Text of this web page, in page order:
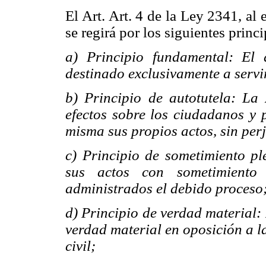
El Art. Art. 4 de la Ley 2341, al
se regirá por los siguientes
a) Principio fundamental: El
destinado exclusivamente a
b) Principio de autotutela: La
efectos sobre los ciudadanos
misma sus propios actos, sin
c) Principio de sometimiento
sus actos con
administrados el debido
d) Principio de verdad
verdad material en oposición a
civil;